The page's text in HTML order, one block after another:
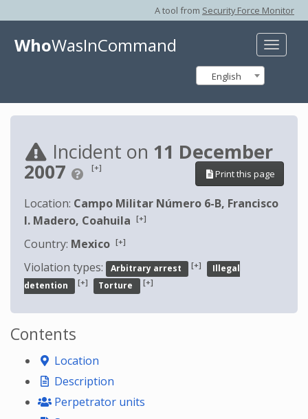
A tool from Security Force Monitor
Toggle
WhoWasInCommand
English
Incident on 11 December
2007 [+]
Print this page
Location: Campo Militar Número 6-B, Francisco
I. Madero, Coahuila [+]
Country: Mexico [+]
Violation types: Arbitrary arrest [+]
Illegal
detention
[+] Torture [+]
Contents
Location
Description
Perpetrator units